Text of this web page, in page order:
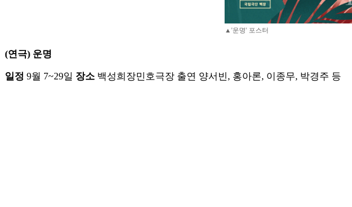
▲'운명' 포스터
(연극) 운명
일정 9월 7~29일 장소 백성희장민호극장 출연 양서빈, 홍아론, 이종무, 박경주 등